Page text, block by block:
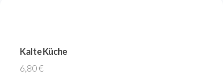
Kalte Küche
6,80€